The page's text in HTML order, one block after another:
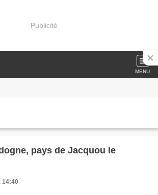
Publicité
MENU
pays de Jacquou le
14:40